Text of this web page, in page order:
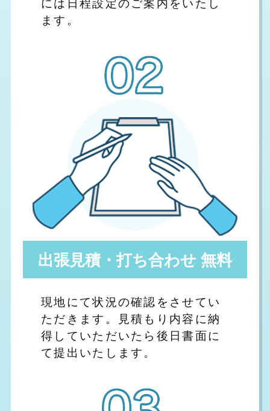
ます。
出張見積・打ち合わせ 無料
現地にて状況の確認をさせてい
ただきます。見積もり内容に納
得していただいたら後日書面に
て提出いたします。